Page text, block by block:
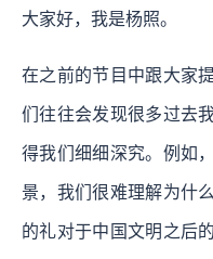
大家好，我是杨照。
在之前的节目中跟大家
们往往会发现很多过去
得我们细细深究。例如
景，我们很难理解为什
的礼对于中国文明之后